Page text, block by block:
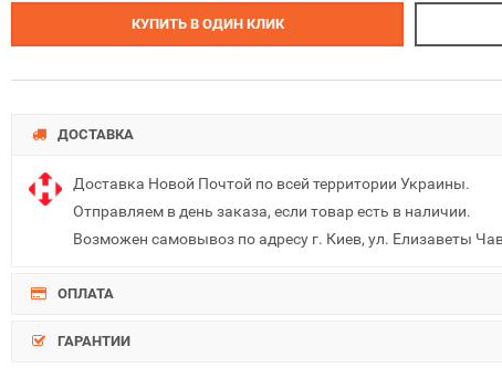
КУПИТЬ В ОДИН КЛИК
ДОСТАВКА
Доставка Новой Почтой по всей территории Украины.
Отправляем в день заказа, если товар есть в наличии.
Возможен самовывоз по адресу г. Киев, ул. Елизаветы
ОПЛАТА
ГАРАНТИИ